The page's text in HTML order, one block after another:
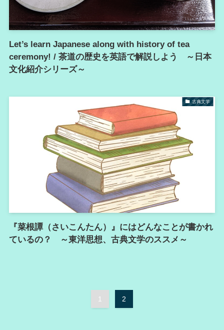
Let’s learn Japanese along with history of tea
ceremony! / 茶道の歴史を英語で解説しよう ～日本
文化紹介シリーズ～
古典文学
『菜根譚（さいこんたん）』にはどんなことが書かれ
ているの？ ～東洋思想、古典文学のススメ～
1 2